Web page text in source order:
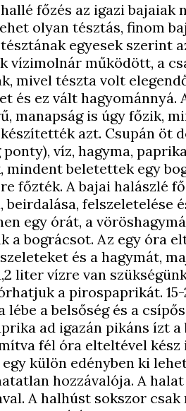
főzés az igazi bajaiak
olyan tésztás, finom
egyesek szerint
vízimolnár működött, a
mivel tészta volt
és ez vált hagyománnyá.
manapság is úgy főzik,
azt. Csupán öt
víz, hagyma,
mindent beletettek egy
főzték. A bajai halászlé
felszeletelése
egy órát, a
a bográcsot. Az egy óra
és a hagymát,
liter vízre van
a pirospaprikát.
lébe a belsőség és a
ad igazán pikáns ízt a
fél óra elteltével kész
külön edényben ki
hozzávalója. A
A halhúst sokszor csak